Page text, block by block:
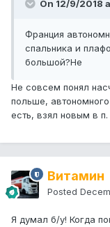
On 12/9/2018
Франция
спальника и
большой?Не
Не совсем понял
польше,
есть, взял новым в
Витамин
Posted
Я думал б/у! Когда